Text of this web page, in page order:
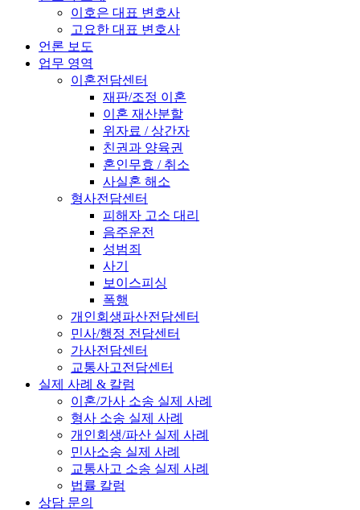
이호은 대표 변호사
고요한 대표 변호사
언론 보도
업무 영역
이혼전담센터
재판/조정 이혼
이혼 재산분할
위자료 / 상간자
친권과 양육권
혼인무효 / 취소
사실혼 해소
형사전담센터
피해자 고소 대리
음주운전
성범죄
사기
보이스피싱
폭행
개인회생파산전담센터
민사/행정 전담센터
가사전담센터
교통사고전담센터
실제 사례 & 칼럼
이혼/가사 소송 실제 사례
형사 소송 실제 사례
개인회생/파산 실제 사례
민사소송 실제 사례
교통사고 소송 실제 사례
법률 칼럼
상담 문의